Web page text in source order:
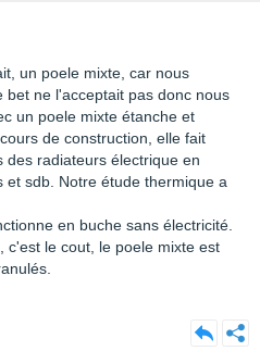
un poele mixte, car nous
bet ne l'acceptait pas donc nous
un poele mixte étanche et
de construction, elle fait
des radiateurs électrique en
sdb. Notre étude thermique a
en buche sans électricité.
c'est le cout, le poele mixte est